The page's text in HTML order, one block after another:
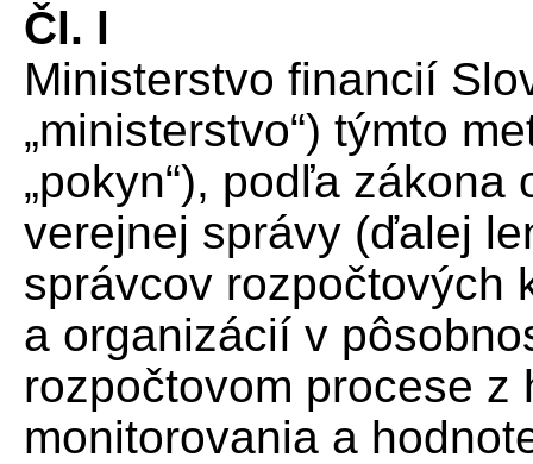
Čl. l
Ministerstvo financií
„ministerstvo“) týmto
„pokyn“), podľa
verejnej správy (ďalej
správcov rozpočtových
a organizácií v
rozpočtovom procese
monitorovania a